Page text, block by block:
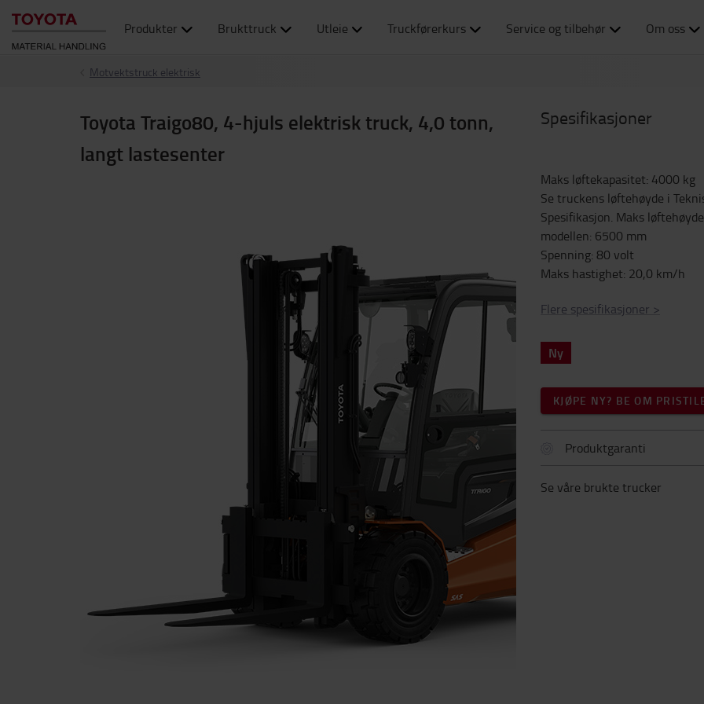
Produkter Brukttruck Utleie Truckførerkurs Service og tilbehør Om oss
Motvektstruck elektrisk
Toyota Traigo80, 4-hjuls elektrisk truck, 4,0 tonn,
langt lastesenter
Spesifikasjoner
Maks løftekapasitet: 4000 kg
Se truckens løftehøyde i
Spesifikasjon. Maks
modellen: 6500 mm
Spenning: 80 volt
Maks hastighet: 20,0 km/h
Flere spesifikasjoner >
Ny
KJØPE NY? BE OM
Produktgaranti
Se våre brukte trucker